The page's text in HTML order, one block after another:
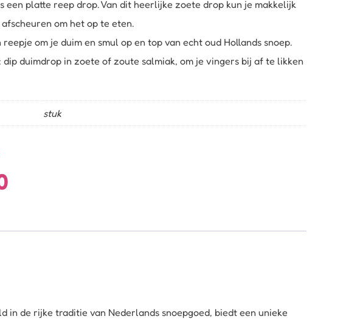
een platte reep drop. Van dit heerlijke zoete drop kun je makkelijk
om het op te eten.
om je duim en smul op en top van echt oud Hollands snoep.
duimdrop in zoete of zoute salmiak, om je vingers bij af te likken
stuk
de rijke traditie van Nederlands snoepgoed, biedt een unieke